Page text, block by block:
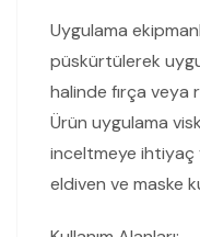
Uygulama
püskürtülerek
halinde fırça veya
Ürün uygulama
inceltmeye ihtiyaç
eldiven ve maske